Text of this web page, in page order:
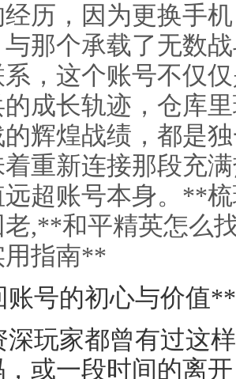
历，因为更换手
那个承载了无数
，这个账号不仅
成长轨迹，仓库
辉煌战绩，都是
重新连接那段充
超账号本身。**
,**和平精英怎么
用指南**
号的初心与价值**
深玩家都曾有过这
或一段时间的离